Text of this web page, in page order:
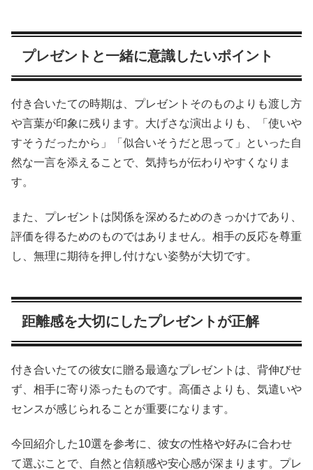
プレゼントと一緒に意識したいポイント
付き合いたての時期は、プレゼントそのものよりも渡し方
や言葉が印象に残ります。大げさな演出よりも、「使いや
すそうだったから」「似合いそうだと思って」といった自
然な一言を添えることで、気持ちが伝わりやすくなりま
す。
また、プレゼントは関係を深めるためのきっかけであり、
評価を得るためのものではありません。相手の反応を尊重
し、無理に期待を押し付けない姿勢が大切です。
距離感を大切にしたプレゼントが正解
付き合いたての彼女に贈る最適なプレゼントは、背伸びせ
ず、相手に寄り添ったものです。高価さよりも、気遣いや
センスが感じられることが重要になります。
今回紹介した10選を参考に、彼女の性格や好みに合わせ
て選ぶことで、自然と信頼感や安心感が深まります。プレ